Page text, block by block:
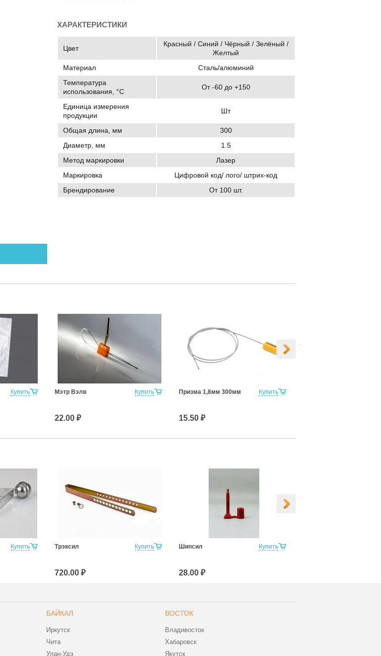
ХАРАКТЕРИСТИКИ
Цвет
Красный / Синий / Чёрный / Зелёный /
Желтый
Материал
Сталь/алюминий
Температура
использования, °C
От -60 до +150
Единица измерения
продукции
Шт
Общая длина, мм
300
Диаметр, мм
1.5
Метод маркировки
Лазер
Маркировка
Цифровой код/ лого/ штрих-код
Брендирование
От 100 шт.
Купить Купить
Мэтр Вэлв
22.00 ₽
Купить
Призма 1,8мм 300мм
15.50 ₽
Купить Купить
Трэксил
720.00 ₽
Купить
Шипсил
28.00 ₽
БАЙКАЛ
Иркутск
Чита
Улан-Удэ
ВОСТОК
Владивосток
Хабаровск
Якутск